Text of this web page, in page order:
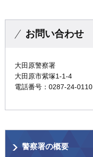
お問い合わせ
大田原警察署
大田原市紫塚1-1-4
電話番号：0287-24-0110
警察署の概要